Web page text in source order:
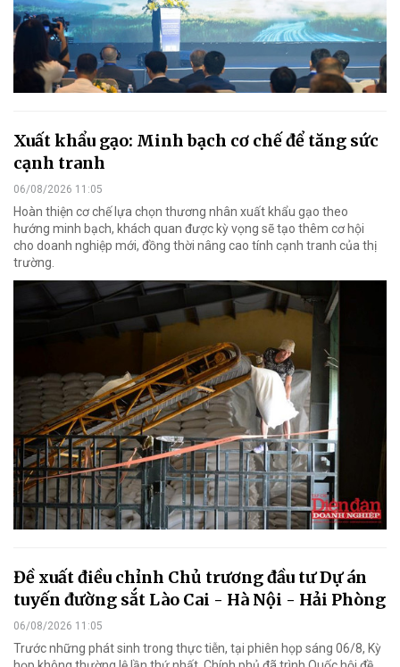
Xuất khẩu gạo: Minh bạch cơ chế để tăng sức
cạnh tranh
06/08/2026 11:05
Hoàn thiện cơ chế lựa chọn thương nhân xuất khẩu gạo theo
hướng minh bạch, khách quan được kỳ vọng sẽ tạo thêm cơ hội
cho doanh nghiệp mới, đồng thời nâng cao tính cạnh tranh của thị
trường.
Đề xuất điều chỉnh Chủ trương đầu tư Dự án
tuyến đường sắt Lào Cai - Hà Nội - Hải Phòng
06/08/2026 11:05
Trước những phát sinh trong thực tiễn, tại phiên họp sáng 06/8, Kỳ